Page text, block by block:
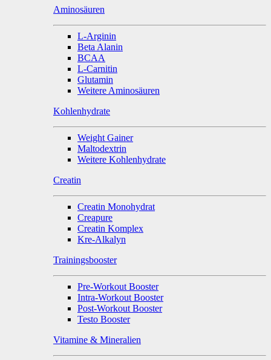
Aminosäuren
L-Arginin
Beta Alanin
BCAA
L-Carnitin
Glutamin
Weitere Aminosäuren
Kohlenhydrate
Weight Gainer
Maltodextrin
Weitere Kohlenhydrate
Creatin
Creatin Monohydrat
Creapure
Creatin Komplex
Kre-Alkalyn
Trainingsbooster
Pre-Workout Booster
Intra-Workout Booster
Post-Workout Booster
Testo Booster
Vitamine & Mineralien